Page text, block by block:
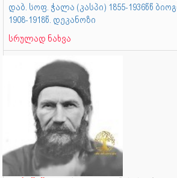
დაბ. სოფ. ჭალა (კასპი) 1855-1936წწ
1908-1918წ. დეკანოზი
სრულად ნახვა